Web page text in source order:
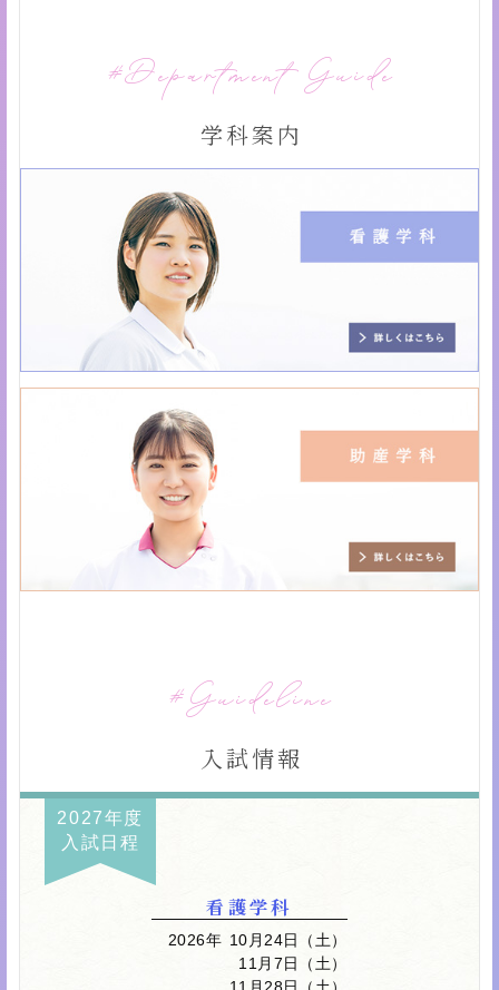
学科案内
Department Guide
入試情報
Guideline
2027年度
入試日程
看護学科
2026年 10月24日（土）
11月7日（土）